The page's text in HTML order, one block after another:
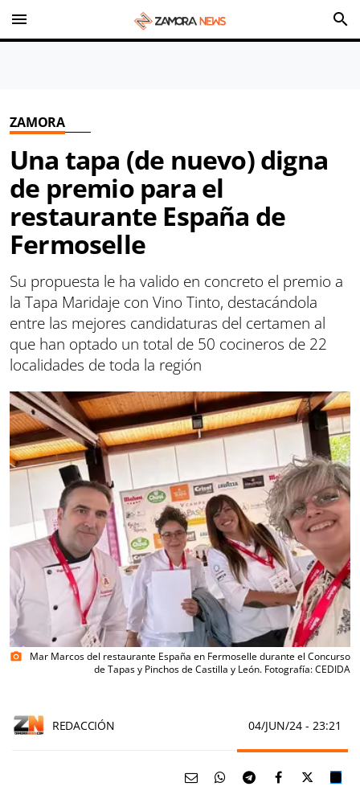
menu search
ZAMORA
Una tapa (de nuevo) digna
de premio para el
restaurante España de
Fermoselle
Su propuesta le ha valido en concreto el premio a
la Tapa Maridaje con Vino Tinto, destacándola
entre las mejores candidaturas del certamen al
que han optado un total de 50 cocineros de 22
localidades de toda la región
photo_camera
Mar Marcos del restaurante España en Fermoselle durante el Concurso
de Tapas y Pinchos de Castilla y León. Fotografía: CEDIDA
REDACCIÓN 04/JUN/24 - 23:21